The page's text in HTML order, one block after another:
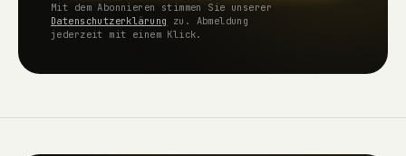
Mit dem Abonnieren stimmen Sie unserer
Datenschutzerklärung
zu. Abmeldung
jederzeit mit einem Klick.